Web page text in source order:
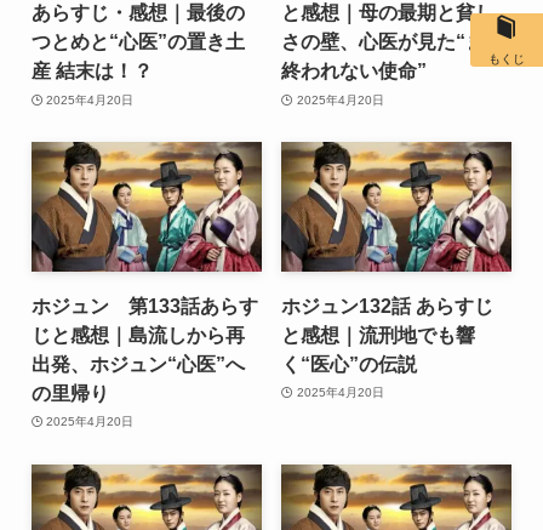
あらすじ・感想｜最後の
つとめと“心医”の置き土
産 結末は！？
2025年4月20日
と感想｜母の最期と貧し
さの壁、心医が見た“まだ
終われない使命”
2025年4月20日
ホジュン 第133話あらす
じと感想｜島流しから再
出発、ホジュン“心医”へ
の里帰り
2025年4月20日
ホジュン132話 あらすじ
と感想｜流刑地でも響
く“医心”の伝説
2025年4月20日
もくじ